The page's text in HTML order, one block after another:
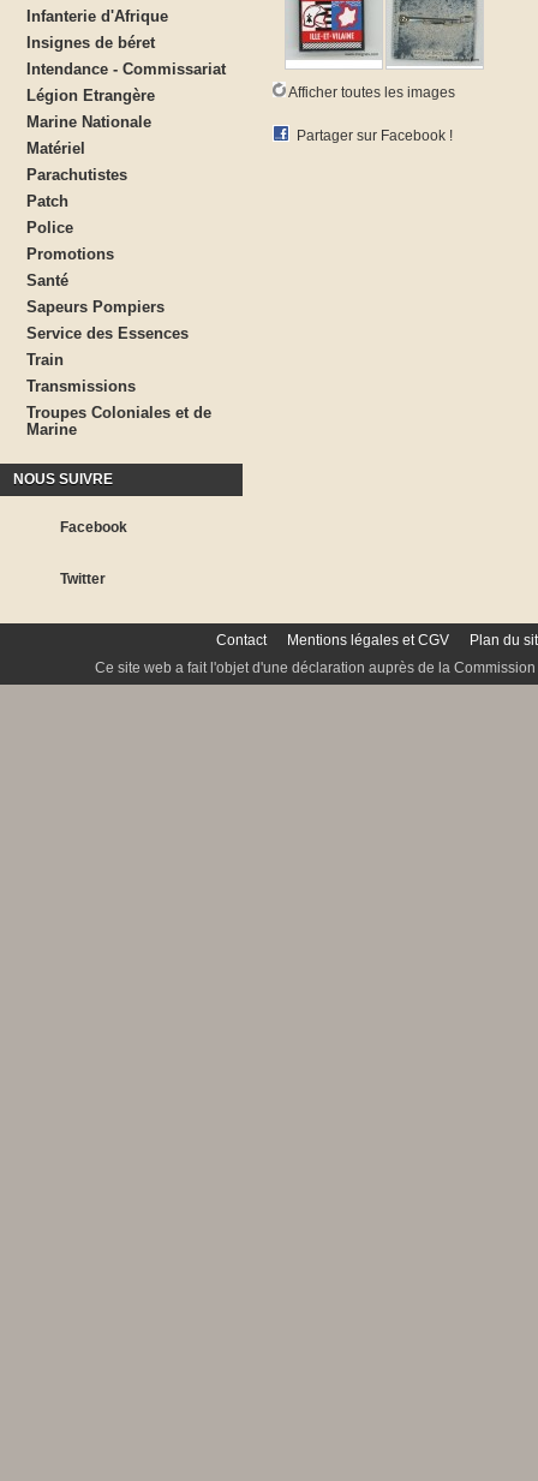
Infanterie d'Afrique
Insignes de béret
Intendance - Commissariat
Légion Etrangère
Marine Nationale
Matériel
Parachutistes
Patch
Police
Promotions
Santé
Sapeurs Pompiers
Service des Essences
Train
Transmissions
Troupes Coloniales et de
Marine
NOUS SUIVRE
Facebook
Twitter
Afficher toutes les images
Partager sur Facebook !
Contact Mentions légales et CGV
Plan du
Ce site web a fait l'objet d'une déclaration auprès de la